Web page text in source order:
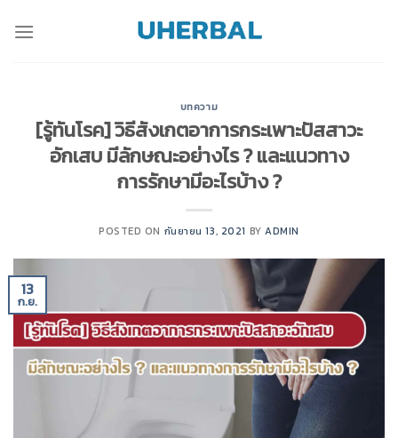
บทความ
[รู้ทันโรค] วิธีสังเกตอาการกระเพาะปัสสาวะ
อักเสบ มีลักษณะอย่างไร ? และแนวทาง
การรักษามีอะไรบ้าง ?
POSTED ON กันยายน 13, 2021 BYADMIN
13
ก.ย.